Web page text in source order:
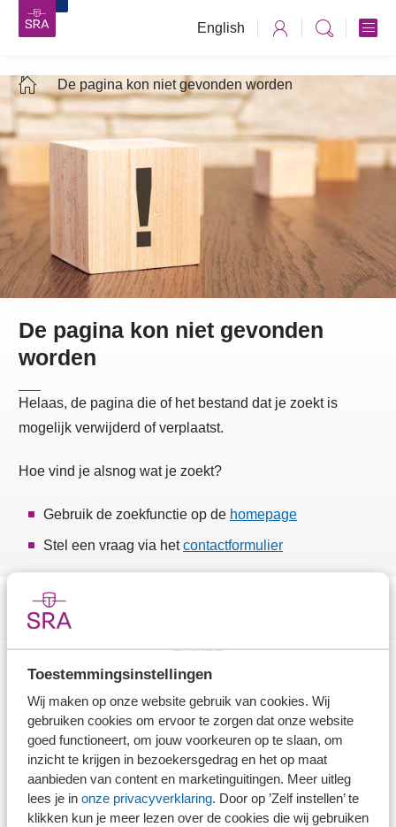
Toestemmingsinstellingen
Wij maken op onze website gebruik van cookies. Wij
gebruiken cookies om ervoor te zorgen dat onze website
goed functioneert, om jouw voorkeuren op te slaan, om
inzicht te krijgen in bezoekersgedrag en het op maat
aanbieden van content en marketinguitingen. Meer uitleg
lees je in onze privacyverklaring. Door op ’Zelf instellen’ te
klikken kun je meer lezen over de cookies die wij gebruiken
English
De pagina kon niet gevonden worden
De pagina kon niet gevonden
worden
Helaas, de pagina die of het bestand dat je zoekt is
mogelijk verwijderd of verplaatst.
Hoe vind je alsnog wat je zoekt?
Gebruik de zoekfunctie op de homepage
Stel een vraag via hetcontactformulier
Stel je vaktechnische vraag
Branche in Zicht
Dossiers
Kantoorvinder